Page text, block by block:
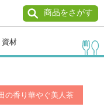
商品をさがす
資材
の香り華やぐ美人茶